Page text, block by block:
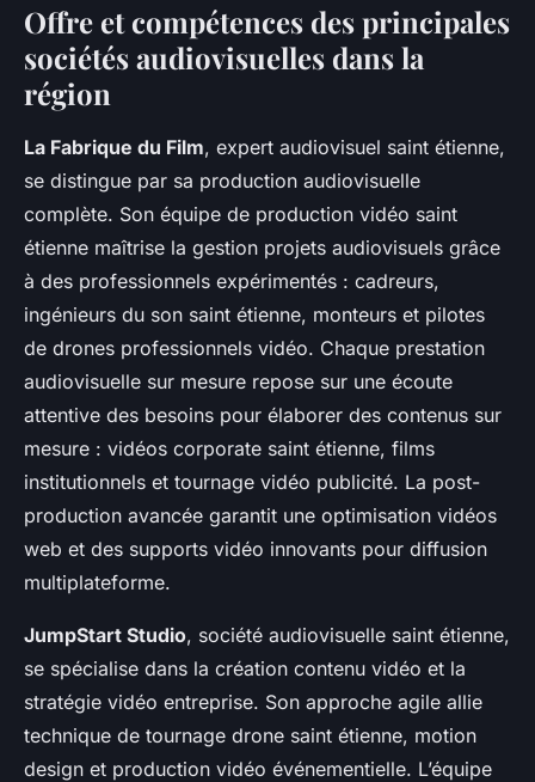
Offre et compétences des principales
sociétés audiovisuelles dans la
région
La Fabrique du Film, expert audiovisuel saint étienne,
se distingue par sa production audiovisuelle
complète. Son équipe de production vidéo saint
étienne maîtrise la gestion projets audiovisuels grâce
à des professionnels expérimentés : cadreurs,
ingénieurs du son saint étienne, monteurs et pilotes
de drones professionnels vidéo. Chaque prestation
audiovisuelle sur mesure repose sur une écoute
attentive des besoins pour élaborer des contenus sur
mesure : vidéos corporate saint étienne, films
institutionnels et tournage vidéo publicité. La post-
production avancée garantit une optimisation vidéos
web et des supports vidéo innovants pour diffusion
multiplateforme.
JumpStart Studio, société audiovisuelle saint étienne,
se spécialise dans la création contenu vidéo et la
stratégie vidéo entreprise. Son approche agile allie
technique de tournage drone saint étienne, motion
design et production vidéo événementielle. L’équipe